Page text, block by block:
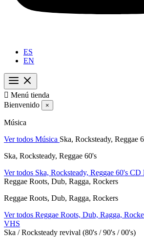
ES
EN
 Menú tienda
Bienvenido
×
Música
Ver todos Música Ska, Rocksteady, Reggae
Ska, Rocksteady, Reggae 60's
Ver todos Ska, Rocksteady, Reggae 60's CD
Reggae Roots, Dub, Ragga, Rockers
Reggae Roots, Dub, Ragga, Rockers
Ver todos Reggae Roots, Dub, Ragga,
VHS
Ska / Rocksteady revival (80's / 90's / 00's)